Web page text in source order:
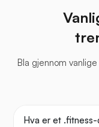
Bla gjennom
Hva er et